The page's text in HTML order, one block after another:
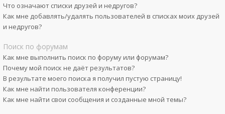
Что означают списки друзей и недругов?
Как мне добавлять/удалять пользователей в списках моих друзей
и недругов?
Поиск по форумам
Как мне выполнить поиск по форуму или форумам?
Почему мой поиск не даёт результатов?
В результате моего поиска я получил пустую страницу!
Как мне найти пользователя конференции?
Как мне найти свои сообщения и созданные мной темы?